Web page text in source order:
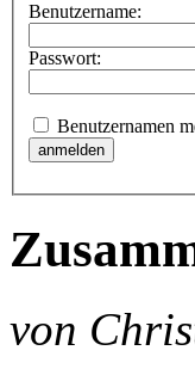
Benutzername:
Passwort:
Benutzernamen
von